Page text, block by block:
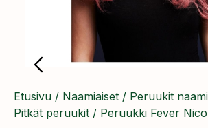
Etusivu / Naamiaiset / Peruukit
Pitkät peruukit / Peruukki Fever